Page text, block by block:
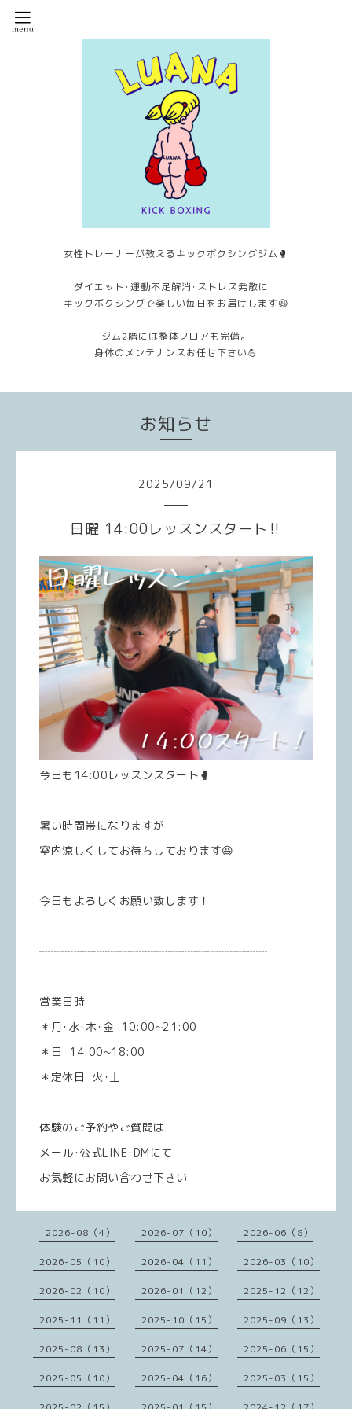
女性トレーナーが教えるキックボクシングジム🥊
ダイエット･運動不足解消･ストレス発散に！
キックボクシングで楽しい毎日をお届けします😆
ジム2階には整体フロアも完備。
身体のメンテナンスお任せ下さい💪
お知らせ
2025/09/21
日曜 14:00レッスンスタート‼️
今日も14:00レッスンスタート🥊
暑い時間帯になりますが
室内涼しくしてお待ちしております😆
今日もよろしくお願い致します！
┈┈┈┈┈┈┈┈┈┈┈┈┈┈┈┈┈┈┈┈
営業日時
＊月･水･木･金 10:00~21:00
＊日 14:00~18:00
＊定休日 火･土
体験のご予約やご質問は
メール･公式LINE･DMにて
お気軽にお問い合わせ下さい
2026-08（4） 2026-07（10） 2026-06（8）
2026-05（10） 2026-04（11） 2026-03（10）
2026-02（10） 2026-01（12） 2025-12（12）
2025-11（11） 2025-10（15） 2025-09（13）
2025-08（13） 2025-07（14） 2025-06（15）
2025-05（10） 2025-04（16） 2025-03（15）